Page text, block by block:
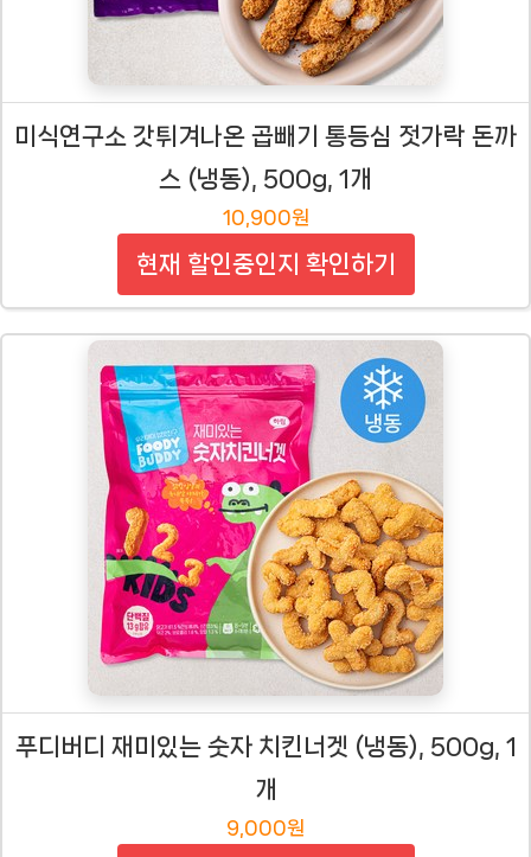
미식연구소 갓튀겨나온 곱빼기 통등심 젓가락 돈까
스 (냉동), 500g, 1개
10,900원
현재 할인중인지 확인하기
푸디버디 재미있는 숫자 치킨너겟 (냉동), 500g, 1
개
9,000원